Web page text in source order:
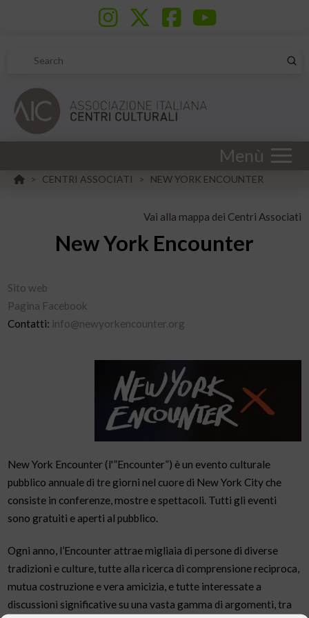
Search
Menù
HOME
> CENTRI ASSOCIATI > NEW YORK ENCOUNTER
Vai alla mappa dei Centri Associati
New York Encounter
Sito web
Pagina Facebook
Contatti: info@newyorkencounter.org
New York Encounter (l'”Encounter”) è un evento culturale
pubblico annuale di tre giorni nel cuore di New York City che
consiste in conferenze, mostre e spettacoli. Tutti gli eventi
sono gratuiti e aperti al pubblico.
Ogni anno, l’Encounter attrae migliaia di persone di diverse
tradizioni e culture, tutte alla ricerca di comprensione reciproca,
mutua costruzione e vera amicizia, e tutte interessate a
discussioni significative su una vasta gamma di argomenti, tra